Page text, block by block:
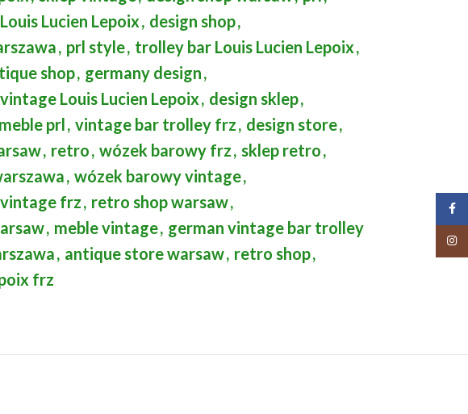
Lucien Lepoix, design shop,
, prl style, trolley bar Louis Lucien Lepoix,
shop, germany design,
Louis Lucien Lepoix, design sklep,
meble prl, vintage bar trolley frz, design store,
, retro, wózek barowy frz, sklep retro,
, wózek barowy vintage,
frz, retro shop warsaw,
, meble vintage, german vintage bar trolley
, antique store warsaw, retro shop,
frz